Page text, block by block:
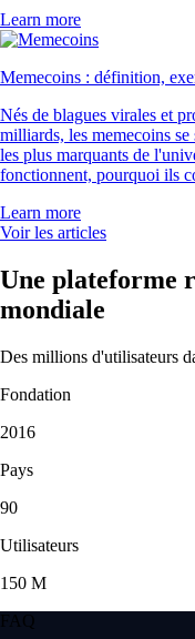
Learn more
Memecoins : définition,
Nés de blagues virales et
milliards, les memecoins
les plus marquants de
fonctionnent, pourquoi ils
Learn more
Voir les articles
Une plateforme
mondiale
Des millions d'utilisateurs
Fondation
2016
Pays
90
Utilisateurs
150 M
FAQ